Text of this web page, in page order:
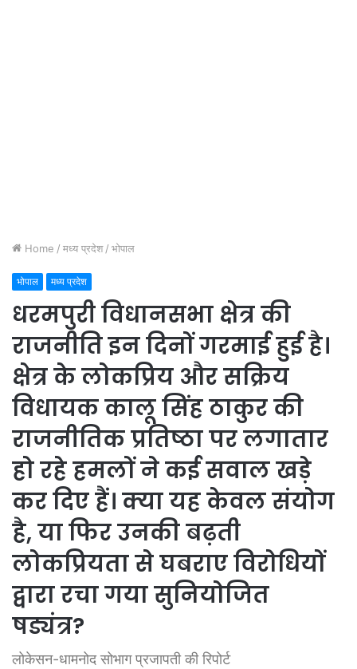
Home / मध्य प्रदेश / भोपाल
भोपाल मध्य प्रदेश
धरमपुरी विधानसभा क्षेत्र की
राजनीति इन दिनों गरमाई हुई है।
क्षेत्र के लोकप्रिय और सक्रिय
विधायक कालू सिंह ठाकुर की
राजनीतिक प्रतिष्ठा पर लगातार
हो रहे हमलों ने कई सवाल खड़े
कर दिए हैं। क्या यह केवल संयोग
है, या फिर उनकी बढ़ती
लोकप्रियता से घबराए विरोधियों
द्वारा रचा गया सुनियोजित
षड्यंत्र?
लोकेसन-धामनोद सोभाग प्रजापती की रिपोर्ट